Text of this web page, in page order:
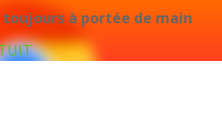
à portée de main